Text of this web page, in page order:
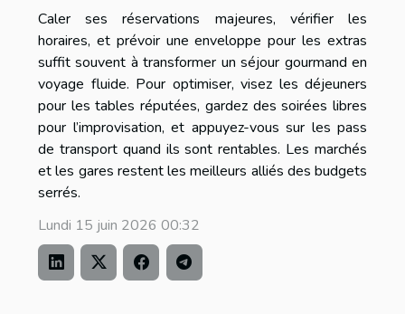
Caler ses réservations majeures, vérifier les
horaires, et prévoir une enveloppe pour les extras
suffit souvent à transformer un séjour gourmand en
voyage fluide. Pour optimiser, visez les déjeuners
pour les tables réputées, gardez des soirées libres
pour l’improvisation, et appuyez-vous sur les pass
de transport quand ils sont rentables. Les marchés
et les gares restent les meilleurs alliés des budgets
serrés.
Lundi 15 juin 2026 00:32